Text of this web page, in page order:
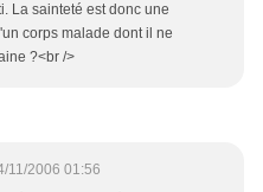
La sainteté est donc une
corps malade dont il ne
?<br />
11/2006 01:56